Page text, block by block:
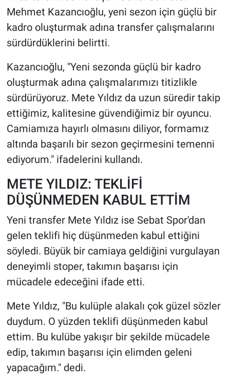
Mehmet Kazancıoğlu, yeni sezon için güçlü bir
kadro oluşturmak adına transfer çalışmalarını
sürdürdüklerini belirtti.
Kazancıoğlu, "Yeni sezonda güçlü bir kadro
oluşturmak adına çalışmalarımızı titizlikle
sürdürüyoruz. Mete Yıldız da uzun süredir takip
ettiğimiz, kalitesine güvendiğimiz bir oyuncu.
Camiamıza hayırlı olmasını diliyor, formamız
altında başarılı bir sezon geçirmesini temenni
ediyorum." ifadelerini kullandı.
METE YILDIZ: TEKLİFİ
DÜŞÜNMEDEN KABUL ETTİM
Yeni transfer Mete Yıldız ise Sebat Spor'dan
gelen teklifi hiç düşünmeden kabul ettiğini
söyledi. Büyük bir camiaya geldiğini vurgulayan
deneyimli stoper, takımın başarısı için
mücadele edeceğini ifade etti.
Mete Yıldız, "Bu kulüple alakalı çok güzel sözler
duydum. O yüzden teklifi düşünmeden kabul
ettim. Bu kulübe yakışır bir şekilde mücadele
edip, takımın başarısı için elimden geleni
yapacağım." dedi.